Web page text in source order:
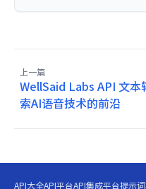
上一篇
WellSaid Labs API 文本
索AI语音技术的前沿
API大全API平台API集成平台提示